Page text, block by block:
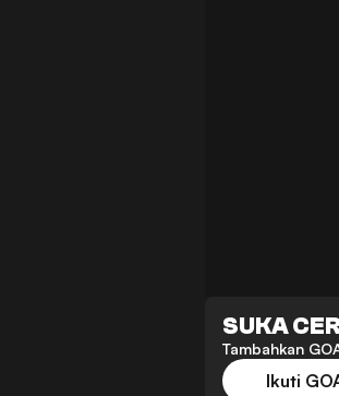
SUKA
Tambahkan
Ikuti